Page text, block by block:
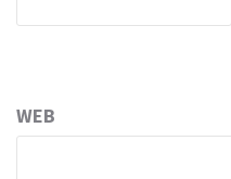
WEB